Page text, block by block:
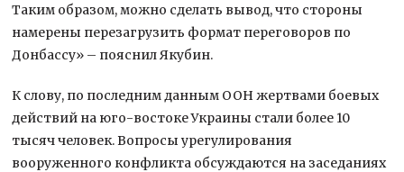
Таким образом, можно сделать вывод, что стороны
намерены перезагрузить формат переговоров по
Донбассу» – пояснил Якубин.
К слову, по последним данным ООН жертвами боевых
действий на юго-востоке Украины стали более 10
тысяч человек. Вопросы урегулирования
вооруженного конфликта обсуждаются на заседаниях